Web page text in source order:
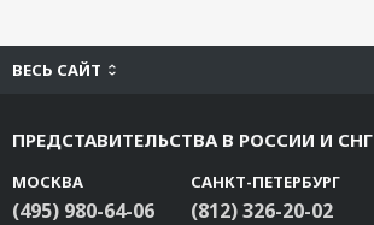
ВЕСЬ САЙТ
ПРЕДСТАВИТЕЛЬСТВА В РОССИИ И СНГ
МОСКВА
(495) 980-64-06
САНКТ-ПЕТЕРБУРГ
(812) 326-20-02